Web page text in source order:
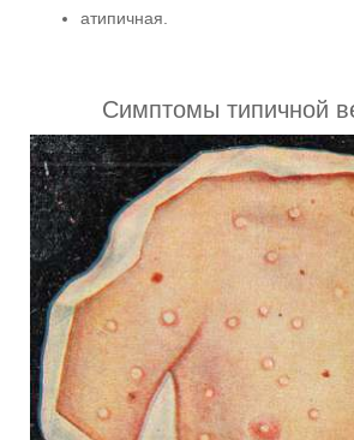
атипичная.
Симптомы типичной